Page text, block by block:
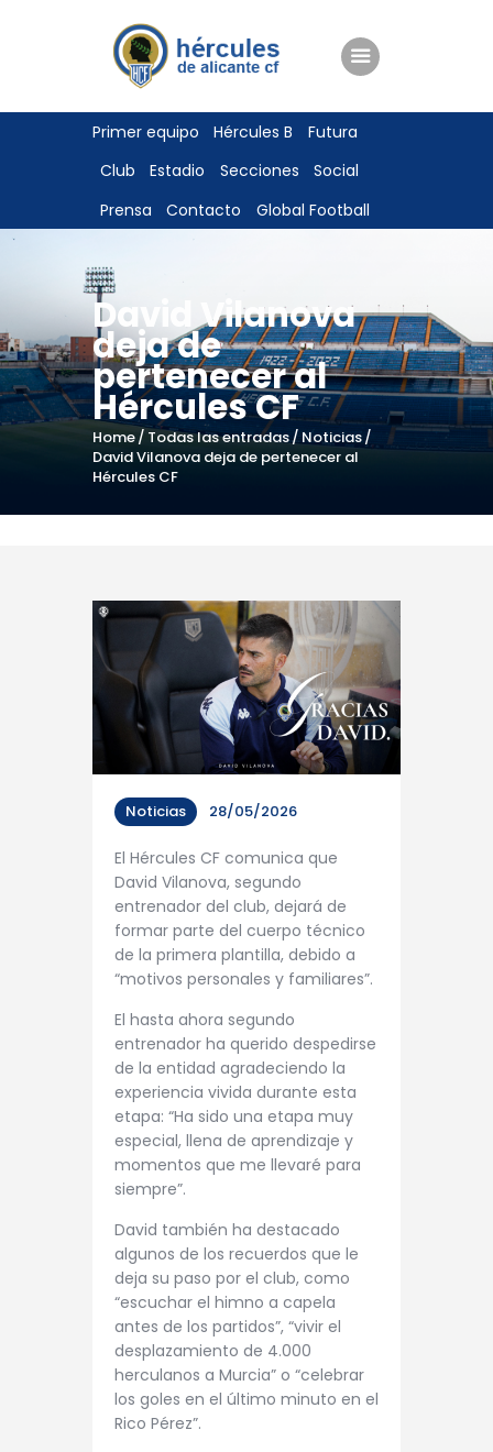
Primer equipo Hércules B
Futura
Club
Estadio Secciones
Social
Prensa
Contacto Global Football
David Vilanova
deja de
pertenecer al
Hércules CF
Home Todas las entradas
Noticias
David Vilanova deja de pertenecer al
Hércules CF
ENTRADAS
TIENDA
HÉRCULESCF100
Noticias 28/05/2026
El Hércules CF comunica que
David Vilanova, segundo
entrenador del club, dejará de
formar parte del cuerpo técnico
de la primera plantilla, debido a
“motivos personales y familiares”.
El hasta ahora segundo
entrenador ha querido despedirse
de la entidad agradeciendo la
experiencia vivida durante esta
etapa: “Ha sido una etapa muy
especial, llena de aprendizaje y
momentos que me llevaré para
siempre”.
David también ha destacado
algunos de los recuerdos que le
deja su paso por el club, como
“escuchar el himno a capela
antes de los partidos”, “vivir el
desplazamiento de 4.000
herculanos a Murcia” o “celebrar
los goles en el último minuto en el
Rico Pérez”.